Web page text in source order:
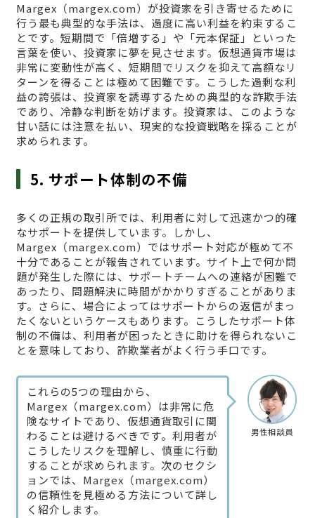
Margex（margex.com）が投資家を引き寄せるために
行う最も典型的な手法は、過度に高い利益を約束するこ
とです。短期間で「倍増する」や「元本保証」といった
言葉を使い、投資家に夢を見させます。仮想通貨市場は
非常に変動性が高く、短期間でリスクを抑えて高額なリ
ターンを得ることは極めて困難です。こうした過剰な利
益の誇張は、投資家を誘導するための典型的な詐欺手法
であり、冷静な判断を妨げます。投資家は、このような
甘い話には注意を払い、現実的な投資戦略を採ることが
求められます。
5. サポート体制の不備
多くの正規の取引所では、利用者に対して迅速かつ的確
なサポートを提供しています。しかし、
Margex（margex.com）ではサポート対応が極めて不
十分であることが報告されています。サイト上で何か問
題が発生した際には、サポートチームへの連絡が困難で
あったり、問題解決に時間がかかりすぎることがありま
す。さらに、場合によってはサポートからの返信がまっ
たくないというケースもあります。こうしたサポート体
制の不備は、利用者が困ったときに助けを得られないこ
とを意味しており、詐欺業者がよく行う手口です。
男性相談員
これらの5つの理由から、
Margex（margex.com）は非常に危
険なサイトであり、仮想通貨取引に関
わることは避けるべきです。利用者が
こうしたリスクを理解し、慎重に行動
することが求められます。次のセクシ
ョンでは、Margex（margex.com）
の信頼性を見極める方法について詳し
く紹介します。